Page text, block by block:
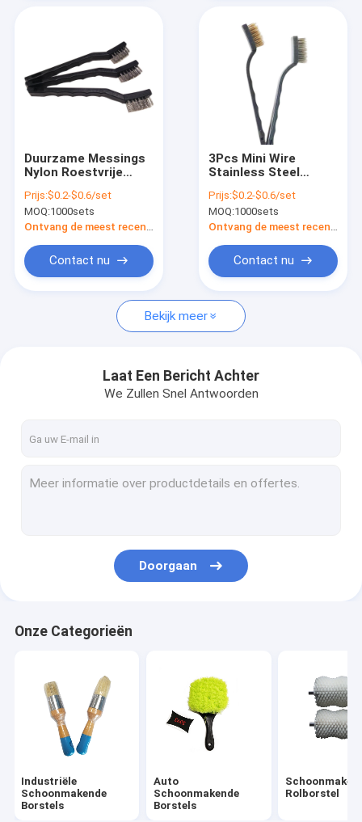
VR-show
Contacteer ons
Nieuws
Auto Schoonmakende Borstels
Schoonmakende Rolborstel
Elektrische Boor Schoonmakende Borstel
Roestvrij staalStaalborstels
Lange Pijp Schoonmakende Borstel
Duurzame Messings
Nylon Roestvrije
26.5cm Aangepaste
Lengte
Prijs:$0.2-$0.6/set
MOQ:1000sets
Ontvang de meest recente Prijs
Contact nu
3Pcs Mini Wire
Stainless Steel
Ss van de
Messingsdraad
Staalborstels
Prijs:$0.2-$0.6/set
MOQ:1000sets
Ontvang de meest recente Prijs
Contact nu
Bekijk meer
Laat Een Bericht Achter
We Zullen Snel Antwoorden
Doorgaan
Onze Categorieën
Industriële
Schoonmakende
Borstels
Auto
Schoonmakende
Borstels
Rolborstel